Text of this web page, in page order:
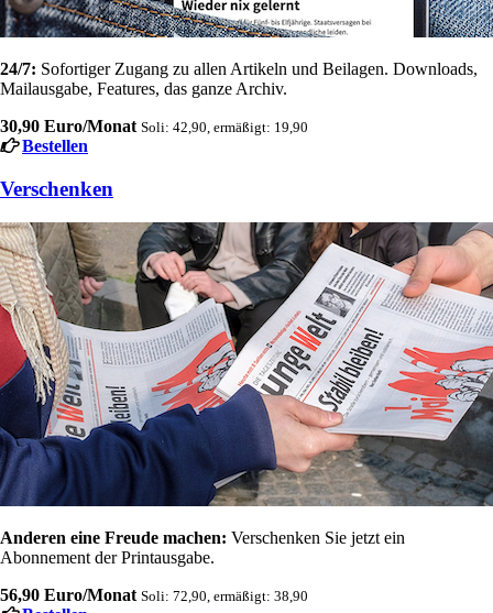
24/7: Sofortiger Zugang zu allen Artikeln und Beilagen. Downloads,
Mailausgabe, Features, das ganze Archiv.
30,90 Euro/Monat Soli: 42,90, ermäßigt: 19,90
Bestellen
Verschenken
Anderen eine Freude machen: Verschenken Sie jetzt ein
Abonnement der Printausgabe.
56,90 Euro/Monat Soli: 72,90, ermäßigt: 38,90